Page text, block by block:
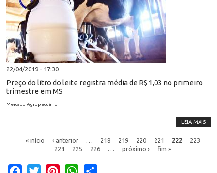
22/04/2019 - 17:30
Preço do litro do leite registra média de R$ 1,03 no primeiro
trimestre em MS
Mercado Agropecuário
LEIA MAIS
« início ‹ anterior … 218 219 220 221 222
223
224
225 226 … próximo › fim »
Facebook
Twitter PinterestWhatsApp